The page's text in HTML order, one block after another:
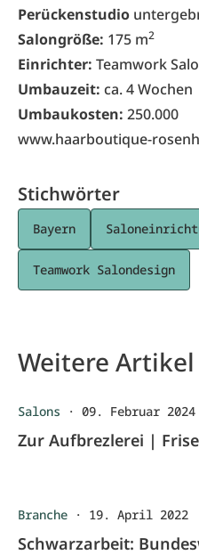
Perückenstudio
Salongröße: 175 m2
Einrichter: Teamwork
Umbauzeit: ca. 4 Wochen
Umbaukosten: 250.000
www.haarboutique-
Stichwörter
Bayern
Teamwork Salondesign
Weitere Artikel
Salons · 09. Februar 2024
Zur Aufbrezlerei |
Branche · 19. April 2022
Schwarzarbeit: